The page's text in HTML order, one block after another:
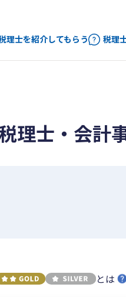
理士を紹介してもらう 税理
理士・会計
とは